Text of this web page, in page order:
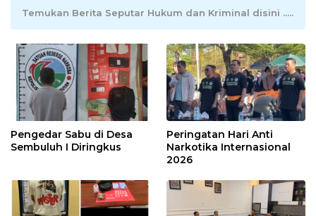
Temukan Berita Seputar Hukum dan Kriminal disini .....
Pengedar Sabu di Desa
Sembuluh I Diringkus
Peringatan Hari Anti
Narkotika Internasional
2026